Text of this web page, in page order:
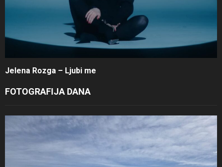
Jelena Rozga – Ljubi me
FOTOGRAFIJA DANA